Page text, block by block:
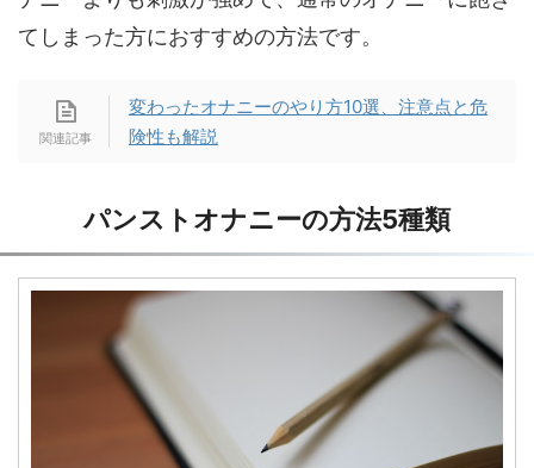
てしまった方におすすめの方法です。
変わったオナニーのやり方10選、注意点と危
険性も解説
パンストオナニーの方法5種類